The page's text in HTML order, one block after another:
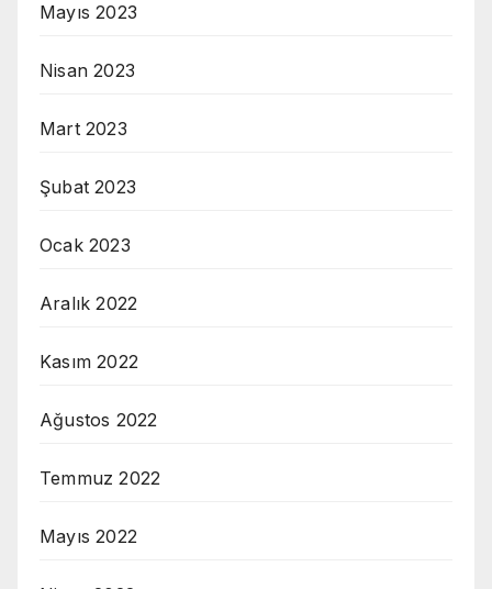
Mayıs 2023
Nisan 2023
Mart 2023
Şubat 2023
Ocak 2023
Aralık 2022
Kasım 2022
Ağustos 2022
Temmuz 2022
Mayıs 2022